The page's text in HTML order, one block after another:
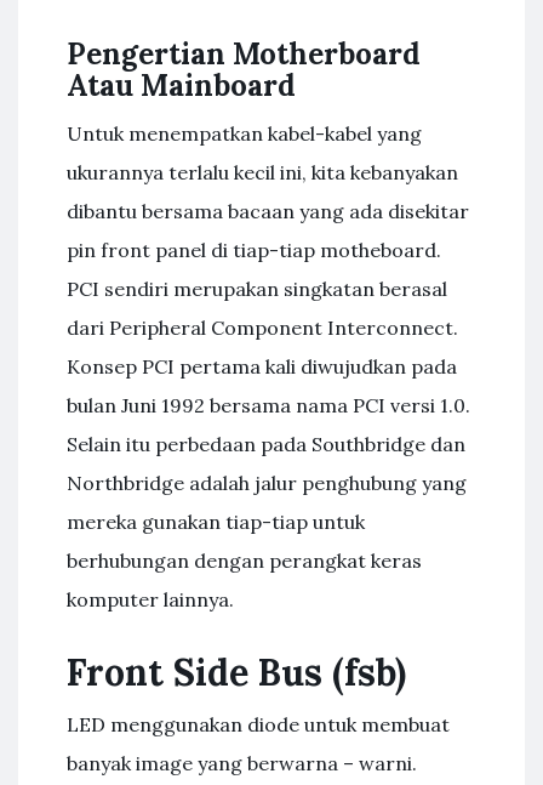
Pengertian Motherboard
Atau Mainboard
Untuk menempatkan kabel-kabel yang
ukurannya terlalu kecil ini, kita kebanyakan
dibantu bersama bacaan yang ada disekitar
pin front panel di tiap-tiap motheboard.
PCI sendiri merupakan singkatan berasal
dari Peripheral Component Interconnect.
Konsep PCI pertama kali diwujudkan pada
bulan Juni 1992 bersama nama PCI versi 1.0.
Selain itu perbedaan pada Southbridge dan
Northbridge adalah jalur penghubung yang
mereka gunakan tiap-tiap untuk
berhubungan dengan perangkat keras
komputer lainnya.
Front Side Bus (fsb)
LED menggunakan diode untuk membuat
banyak image yang berwarna – warni.